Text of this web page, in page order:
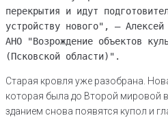
перекрытия и идут
устройству нового", —
АНО "Возрождение объектов
(Псковской области)".
Старая кровля уже разобрана.
которая была до Второй мировой
зданием снова появятся купол и